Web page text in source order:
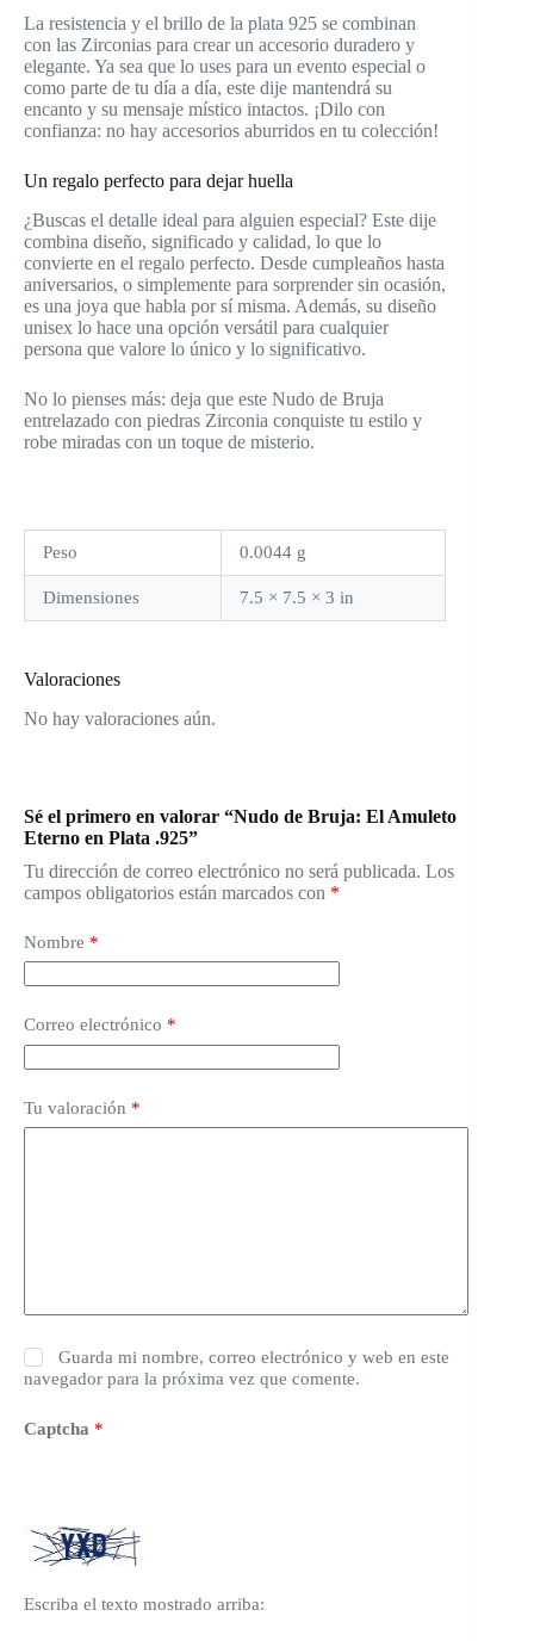
La resistencia y el brillo de la plata 925 se combinan
con las Zirconias para crear un accesorio duradero y
elegante. Ya sea que lo uses para un evento especial o
como parte de tu día a día, este dije mantendrá su
encanto y su mensaje místico intactos. ¡Dilo con
confianza: no hay accesorios aburridos en tu colección!
Un regalo perfecto para dejar huella
¿Buscas el detalle ideal para alguien especial? Este dije
combina diseño, significado y calidad, lo que lo
convierte en el regalo perfecto. Desde cumpleaños hasta
aniversarios, o simplemente para sorprender sin ocasión,
es una joya que habla por sí misma. Además, su diseño
unisex lo hace una opción versátil para cualquier
persona que valore lo único y lo significativo.
No lo pienses más: deja que este Nudo de Bruja
entrelazado con piedras Zirconia conquiste tu estilo y
robe miradas con un toque de misterio.
Peso 0.0044 g
Dimensiones 7.5 × 7.5 × 3 in
Valoraciones
No hay valoraciones aún.
Sé el primero en valorar “Nudo de Bruja: El Amuleto
Eterno en Plata .925”
Tu dirección de correo electrónico no será publicada. Los
campos obligatorios están marcados con *
Nombre *
Correo electrónico *
Tu valoración *
Guarda mi nombre, correo electrónico y web en este
navegador para la próxima vez que comente.
Captcha *
Escriba el texto mostrado arriba: